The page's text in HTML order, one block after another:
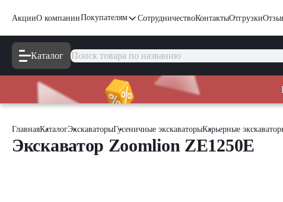
АкцииО компанииПокупателям СотрудничествоКонтактыОтгрузки
Каталог
ГлавнаяКаталогЭкскаваторыГусеничные экскаваторыКарьерные
Экскаватор Zoomlion ZE1250E